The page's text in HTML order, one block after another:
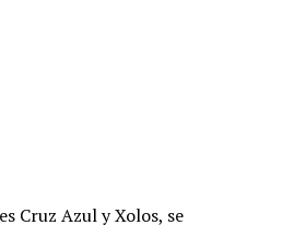
Cruz Azul y Xolos, se